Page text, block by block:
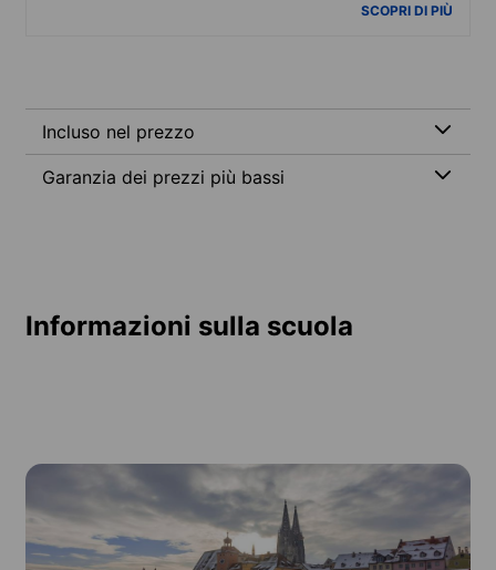
SCOPRI DI PIÙ
Incluso nel prezzo
Garanzia dei prezzi più bassi
Informazioni sulla scuola